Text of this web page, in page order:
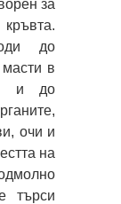
за
до
масти в
и до
очи и
на
търси